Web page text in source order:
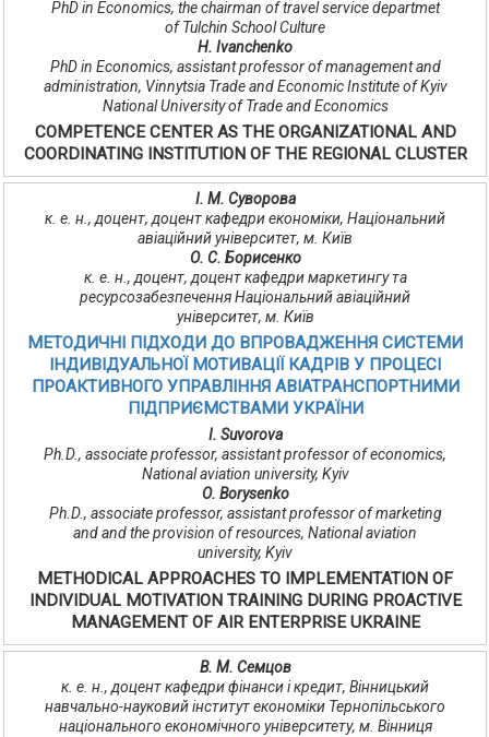
PhD in Economics, the chairman of travel service departmet
of Tulchin School Culture
Н. Ivanchenko
PhD in Economics, assistant professor of management and
administration, Vinnytsia Trade and Economic Institute of Kyiv
National University of Trade and Economics
COMPETENCE CENTER AS THE ORGANIZATIONAL AND
COORDINATING INSTITUTION OF THE REGIONAL CLUSTER
І. М. Суворова
к. е. н., доцент, доцент кафедри економіки, Національний
авіаційний університет, м. Київ
О. С. Борисенко
к. е. н., доцент, доцент кафедри маркетингу та
ресурсозабезпечення Національний авіаційний
університет, м. Київ
МЕТОДИЧНІ ПІДХОДИ ДО ВПРОВАДЖЕННЯ СИСТЕМИ
ІНДИВІДУАЛЬНОЇ МОТИВАЦІЇ КАДРІВ У ПРОЦЕСІ
ПРОАКТИВНОГО УПРАВЛІННЯ АВІАТРАНСПОРТНИМИ
ПІДПРИЄМСТВАМИ УКРАЇНИ
I. Suvorova
Ph.D., associate professor, assistant professor of economics,
National aviation university, Kyiv
О. Borysenko
Ph.D., associate professor, assistant professor of marketing
and and the provision of resources, National aviation
university, Kyiv
METHODICAL APPROACHES TO IMPLEMENTATION OF
INDIVIDUAL MOTIVATION TRAINING DURING PROACTIVE
MANAGEMENT OF AIR ENTERPRISE UKRAINE
В. М. Семцов
к. е. н., доцент кафедри фінанси і кредит, Вінницький
навчально-науковий інститут економіки Тернопільського
національного економічного університету, м. Вінниця